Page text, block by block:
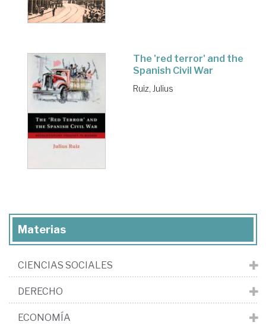
The 'red terror' and the
Spanish Civil War
Ruiz, Julius
Materias
CIENCIAS SOCIALES
DERECHO
ECONOMÍA